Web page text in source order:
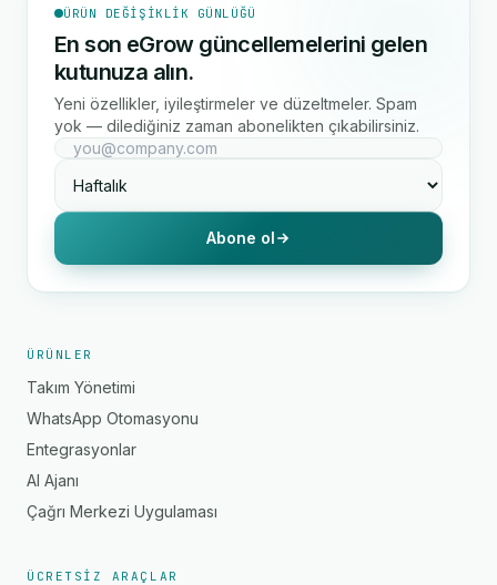
ÜRÜN DEĞIŞIKLIK GÜNLÜĞÜ
En son eGrow güncellemelerini gelen
kutunuza alın.
Yeni özellikler, iyileştirmeler ve düzeltmeler. Spam
yok — dilediğiniz zaman abonelikten çıkabilirsiniz.
Abone ol
ÜRÜNLER
Takım Yönetimi
WhatsApp Otomasyonu
Entegrasyonlar
AI Ajanı
Çağrı Merkezi Uygulaması
ÜCRETSIZ ARAÇLAR